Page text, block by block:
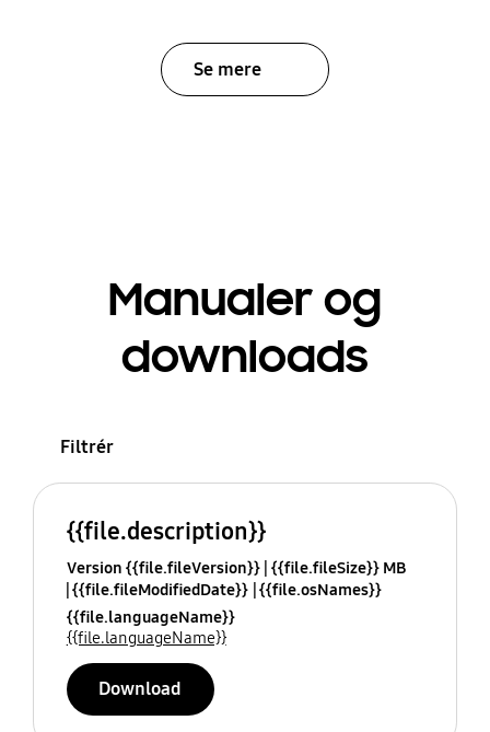
Se mere
Manualer og
downloads
Filtrér
{{file.description}}
Version {{file.fileVersion}} {{file.fileSize}} MB
{{file.fileModifiedDate}} {{file.osNames}}
{{file.languageName}}
{{file.languageName}}
Download